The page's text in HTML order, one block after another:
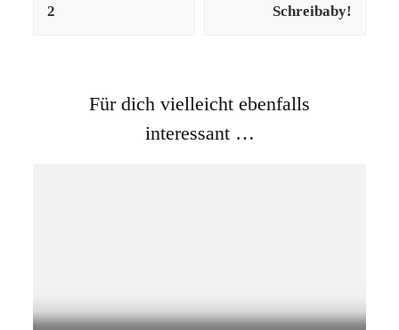
2
Schreibaby!
Für dich vielleicht ebenfalls
interessant …